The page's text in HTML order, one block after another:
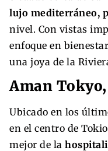
lujo mediterráneo,
nivel. Con vistas
enfoque en
una joya de la
Aman
Ubicado en los
en el centro de
mejor de la